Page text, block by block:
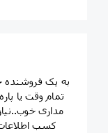
به یک فروشنده
تمام وقت یا
مداری